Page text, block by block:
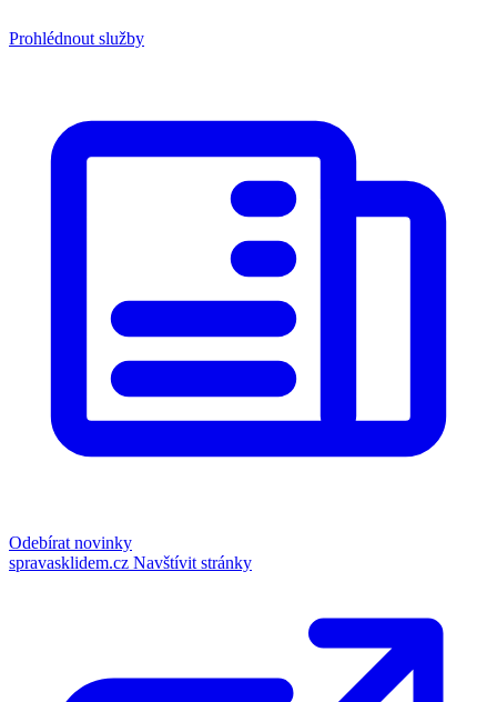
Prohlédnout služby
Odebírat novinky
spravasklidem.cz Navštívit stránky